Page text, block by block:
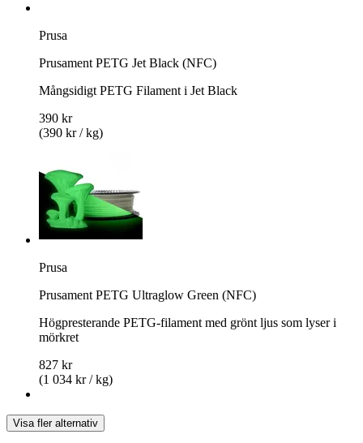
Prusa
Prusament PETG Jet Black (NFC)
Mångsidigt PETG Filament i Jet Black
390 kr
(390 kr / kg)
Prusa
Prusament PETG Ultraglow Green (NFC)
Högpresterande PETG-filament med grönt ljus som lyser i
mörkret
827 kr
(1 034 kr / kg)
Visa fler alternativ